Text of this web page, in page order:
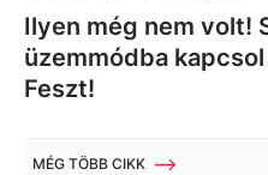
Ilyen még nem volt!
üzemmódba
Feszt!
MÉG TÖBB CIKK